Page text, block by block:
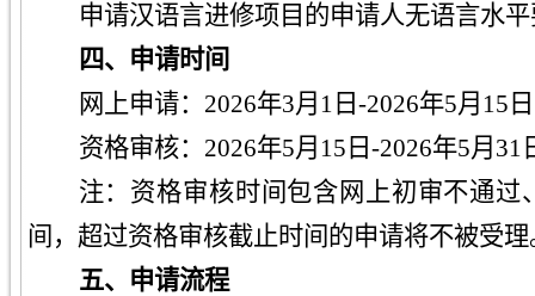
申请汉语言进修项目的申请人无语言水
四、 申请时间
网上申请：2026年3月1日-2026年5月15日
资格审核：2026年5月15日-2026年5月31
注：资格审核时间包含网上初审不通过
间，超过资格审核截止时间的申请将不被受理
五、 申请流程